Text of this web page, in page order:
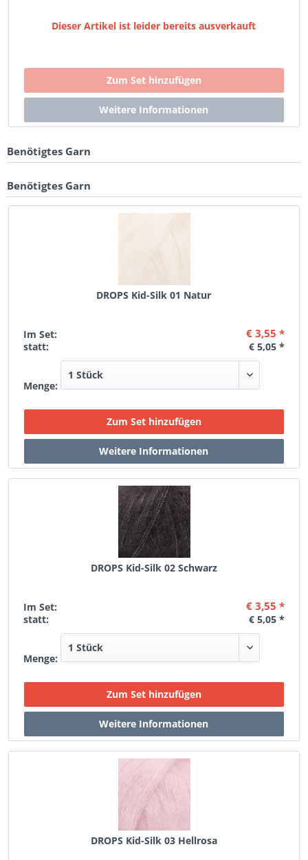
Dieser Artikel ist leider bereits ausverkauft
Benötigtes Garn
Benötigtes Garn
DROPS Kid-Silk 01 Natur
Im Set: € 3,55 *
statt: € 5,05 *
Menge:
DROPS Kid-Silk 02 Schwarz
Im Set: € 3,55 *
statt: € 5,05 *
Menge:
DROPS Kid-Silk 03 Hellrosa